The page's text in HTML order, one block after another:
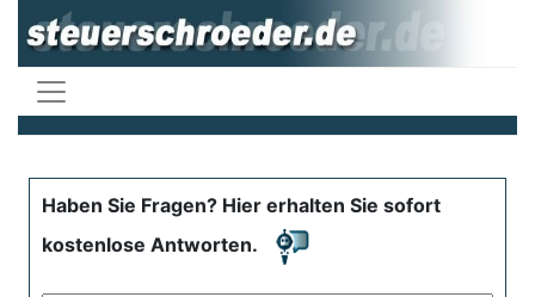
Haben Sie Fragen? Hier erhalten Sie sofort
kostenlose Antworten.